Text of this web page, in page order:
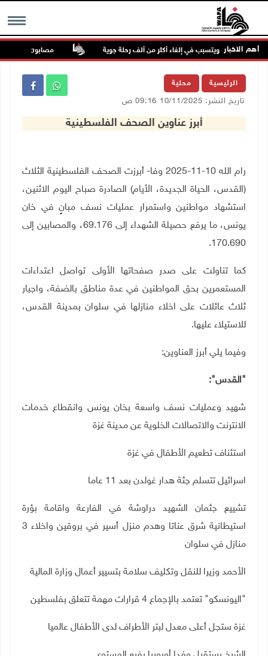
MENU أهم الاخبار
الصين ويتسبب في إلغاء أكثر من ألف رحلة جوية مصابون بنيران
الرئيسية محلية
تاريخ النشر: 10/11/2025 09:16 ص
أبرز عناوين الصحف الفلسطينية
رام الله 10-11-2025 وفا- أبرزت الصحف الفلسطينية الثلاث
(القدس، الحياة الجديدة، الأيام) الصادرة صباح اليوم الاثنين،
استشهاد مواطنين واستمرار عمليات نسف مبانٍ في خان
يونس، ما يرفع حصيلة الشهداء إلى 69.176، والمصابين إلى
170.690.
كما تناولت على صدر صفحاتها الأولى تواصل اعتداءات
المستعمرين بحق المواطنين في عدة مناطق بالضفة، واجبار
ثلاث عائلات على اخلاء منازلها في سلوان بمدينة القدس،
للاستيلاء عليها.
وفيما يلي أبرز العناوين:
"القدس":
شهيد وعمليات نسف واسعة بخان يونس وانقطاع خدمات
الانترنت والاتصالات الخلوية عن مدينة غزة
استئناف تطعيم الأطفال في غزة
اسرائيل تتسلم جثة هدار غولدن بعد 11 عاما
تشييع جثمان الشهيد دراوشة في الفارعة واقامة بؤرة
استيطانية شرق عناتا وهدم منزل أسير في بروقين واخلاء 3
منازل في سلوان
الأحمد وزيرا للنقل وتكليف سلامة بتسيير أعمال وزارة المالية
"اليونسكو" تعتمد بالإجماع 4 قرارات مهمة تتعلق بفلسطين
غزة ستجل أعلى معدل لبتر الأطراف لدى الأطفال عالميا